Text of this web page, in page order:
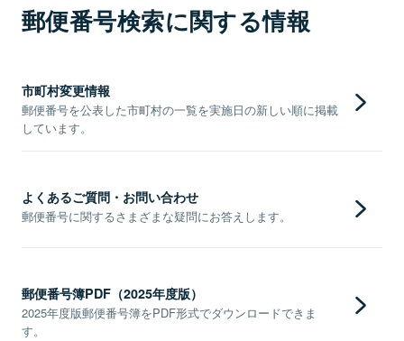
郵便番号検索に関する情報
市町村変更情報
郵便番号を公表した市町村の一覧を実施日の新しい順に掲載
しています。
よくあるご質問・お問い合わせ
郵便番号に関するさまざまな疑問にお答えします。
郵便番号簿PDF（2025年度版）
2025年度版郵便番号簿をPDF形式でダウンロードできま
す。